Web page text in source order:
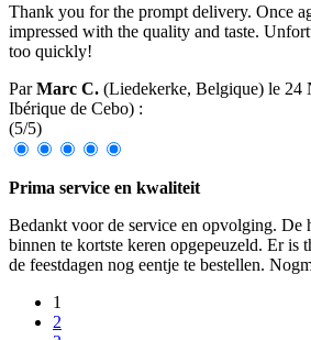
Thank you for the prompt delivery. Once
impressed with the quality and taste.
too quickly!
ParMarc C. (Liedekerke, Belgique) le 24
Ibérique de Cebo) :
(5/5)
Prima service en kwaliteit
Bedankt voor de service en opvolging. De
binnen te kortste keren opgepeuzeld. Er is
de feestdagen nog eentje te bestellen.
1
2